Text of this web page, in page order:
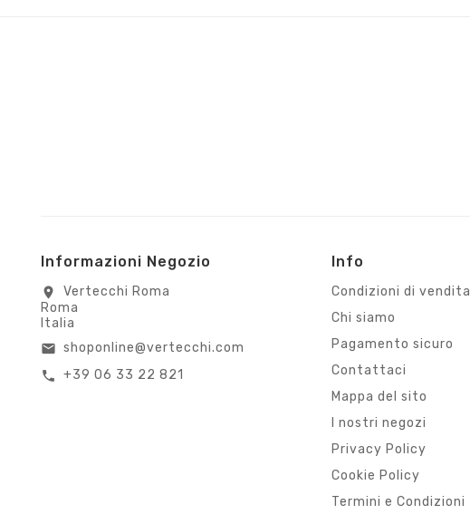
Informazioni Negozio
location_on
Vertecchi Roma
Roma
Italia
email shoponline@vertecchi.com
call +39 06 33 22 821
Info
Condizioni di vendita
Chi siamo
Pagamento sicuro
Contattaci
Mappa del sito
I nostri negozi
Privacy Policy
Cookie Policy
Termini e Condizioni